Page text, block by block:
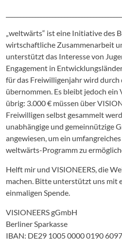
„weltwärts“ ist eine Initiative des
wirtschaftliche Zusammenarbeit
unterstützt das Interesse von
Engagement in
für das Freiwilligenjahr wird durch
übernommen. Es bleibt jedoch
übrig: 3.000 € müssen über
Freiwilligen selbst gesammelt
unabhängige und gemeinnützige
angewiesen, um ein
weltwärts-Programm zu
Helft mir und VISIONEERS, die
machen. Bitte unterstützt uns mit
einmaligen Spende.
VISIONEERS gGmbH
Berliner Sparkasse
IBAN: DE29 1005 0000 0190